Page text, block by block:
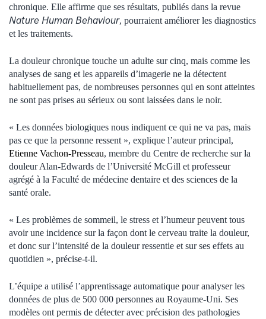
chronique. Elle affirme que ses résultats, publiés dans la revue
Nature Human Behaviour, pourraient améliorer les diagnostics
et les traitements.
La douleur chronique touche un adulte sur cinq, mais comme les
analyses de sang et les appareils d’imagerie ne la détectent
habituellement pas, de nombreuses personnes qui en sont atteintes
ne sont pas prises au sérieux ou sont laissées dans le noir.
« Les données biologiques nous indiquent ce qui ne va pas, mais
pas ce que la personne ressent », explique l’auteur principal,
Etienne Vachon-Presseau, membre du Centre de recherche sur la
douleur Alan-Edwards de l’Université McGill et professeur
agrégé à la Faculté de médecine dentaire et des sciences de la
santé orale.
« Les problèmes de sommeil, le stress et l’humeur peuvent tous
avoir une incidence sur la façon dont le cerveau traite la douleur,
et donc sur l’intensité de la douleur ressentie et sur ses effets au
quotidien », précise-t-il.
L’équipe a utilisé l’apprentissage automatique pour analyser les
données de plus de 500 000 personnes au Royaume-Uni. Ses
modèles ont permis de détecter avec précision des pathologies